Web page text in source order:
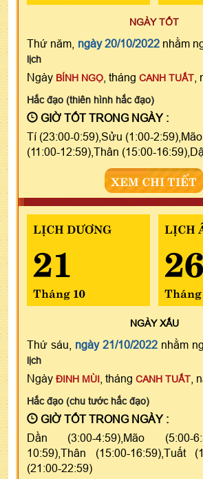
NGÀY TỐT
Thứ năm, ngày 20/10/2022nhằm
lịch
Ngày BÍNH NGỌ , tháng CANH TUẤT
Hắc đạo (thiên hình hắc đạo)
GIỜ TỐT TRONG NGÀY :
Tí (23:00-0:59),Sửu (1:00-
(11:00-12:59),Thân (15:00-
XEM CHI TIẾT
LỊCH DƯƠNG
21
Tháng 10
LỊCH
26
Tháng
NGÀYXẤU
Thứ sáu, ngày 21/10/2022 nhằm
lịch
Ngày ĐINH MÙI , tháng CANH TUẤT ,
Hắc đạo (chu tước hắc đạo)
GIỜ TỐT TRONG NGÀY :
Dần (3:00-4:59),Mão (5:00-
10:59),Thân (15:00-16:59),Tuất
(21:00-22:59)